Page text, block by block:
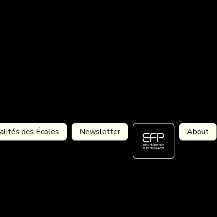
des Écoles Newsletter About